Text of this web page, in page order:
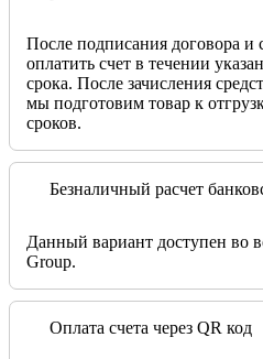
После подписания договора
оплатить счет в течении
срока. После зачисления
мы подготовим товар к
сроков.
Безналичный расчет
Данный вариант доступен во
Group.
Оплата счета через QR код